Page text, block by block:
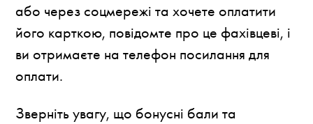
або через соцмережі та хочете оплатити
його карткою, повідомте про це фахівцеві, і
ви отримаєте на телефон посилання для
оплати.
Зверніть увагу, що бонусні бали та